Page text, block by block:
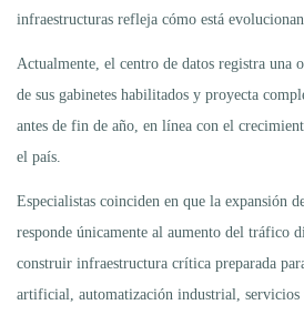
infraestructuras refleja cómo está
Actualmente, el centro de datos registra una
de sus gabinetes habilitados y proyecta
antes de fin de año, en línea con el
el país.
Especialistas coinciden en que la expansión
responde únicamente al aumento del tráfico
construir infraestructura crítica preparada
artificial, automatización industrial,